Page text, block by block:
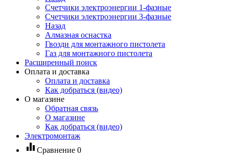
Счетчики электроэнергии 1-фазные
Счетчики электроэнергии 3-фазные
Назад
Алмазная оснастка
Гвозди для монтажного пистолета
Газ для монтажного пистолета
Расширенный поиск
Оплата и доставка
Оплата и доставка
Как добраться (видео)
О магазине
Обратная связь
О магазине
Как добраться (видео)
Электромонтаж
equalizer Сравнение 0